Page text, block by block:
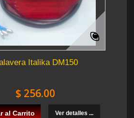
Italika DM150
$ 256.00
al Carrito Ver detalles ...